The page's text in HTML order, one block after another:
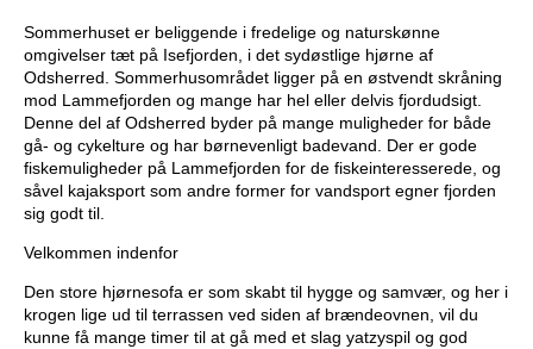
Sommerhuset er beliggende i fredelige og naturskønne
omgivelser tæt på Isefjorden, i det sydøstlige hjørne af
Odsherred. Sommerhusområdet ligger på en østvendt skråning
mod Lammefjorden og mange har hel eller delvis fjordudsigt.
Denne del af Odsherred byder på mange muligheder for både
gå- og cykelture og har børnevenligt badevand. Der er gode
fiskemuligheder på Lammefjorden for de fiskeinteresserede, og
såvel kajaksport som andre former for vandsport egner fjorden
sig godt til.
Velkommen indenfor
Den store hjørnesofa er som skabt til hygge og samvær, og her i
krogen lige ud til terrassen ved siden af brændeovnen, vil du
kunne få mange timer til at gå med et slag yatzyspil og god